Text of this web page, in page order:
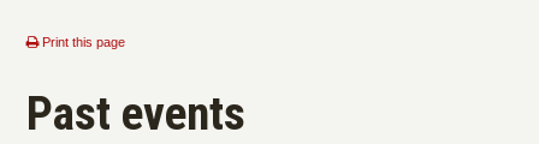
Print this page
Past events